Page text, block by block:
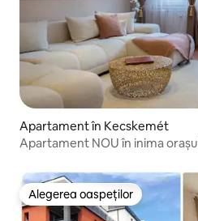
Apartament în Kecskemét
Apartament NOU în inima
Alegerea oaspeților
Alegerea oaspeților